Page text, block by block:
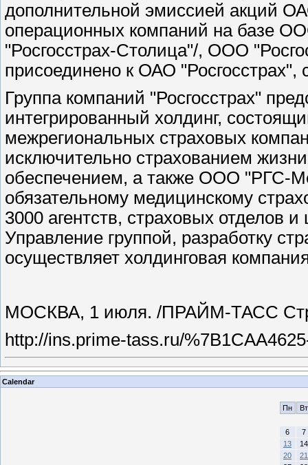
дополнительной эмиссией акций
операционных компаний на базе
"Росгосстрах-Столица"/, ООО
присоединено к ОАО
Группа компаний "Росгосстрах"
интегрированный холдинг,
межрегиональных страховых
исключительно страхованием
обеспечением, а также ООО "РГС-
обязательному медицинскому
3000 агентств, страховых отделов
Управление группой, разработку
осуществляет холдинговая
МОСКВА, 1 июля. /ПРАЙМ-ТАСС
http://ins.prime-tass.ru/
Calendar
Пн Вт
6
7
13
14
20
21